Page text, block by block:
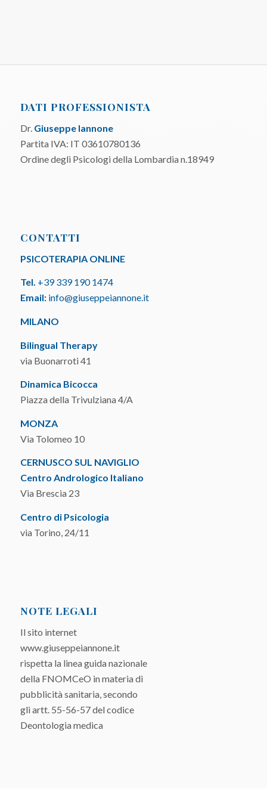
DATI PROFESSIONISTA
Dr. Giuseppe Iannone
Partita IVA: IT 03610780136
Ordine degli Psicologi della Lombardia n.18949
CONTATTI
PSICOTERAPIA ONLINE
Tel. +39 339 190 1474
Email: info@giuseppeiannone.it
MILANO
Bilingual Therapy
via Buonarroti 41
Dinamica Bicocca
Piazza della Trivulziana 4/A
MONZA
Via Tolomeo 10
CERNUSCO SUL NAVIGLIO
Centro Andrologico Italiano
Via Brescia 23
Centro di Psicologia
via Torino, 24/11
NOTE LEGALI
Il sito internet
www.giuseppeiannone.it
rispetta la linea guida nazionale
della FNOMCeO in materia di
pubblicità sanitaria, secondo
gli artt. 55-56-57 del codice
Deontologia medica